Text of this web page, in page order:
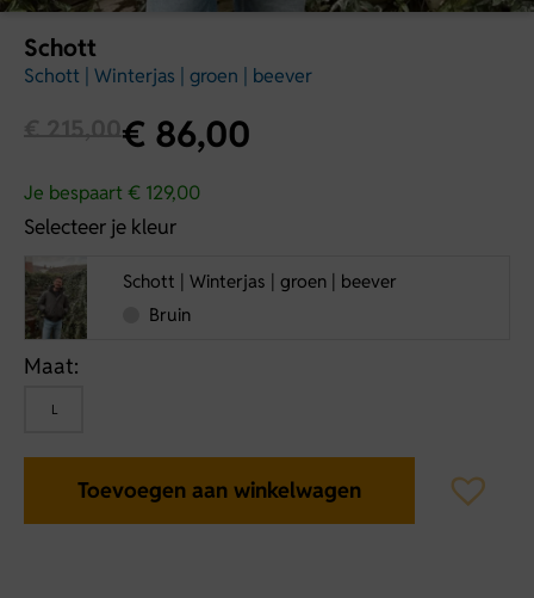
Schott
Schott | Winterjas | groen | beever
€ 86,00
Je bespaart € 129,00
Selecteer je kleur
Schott | Winterjas | groen | beever
Bruin
Maat:
L
Toevoegen aan winkelwagen